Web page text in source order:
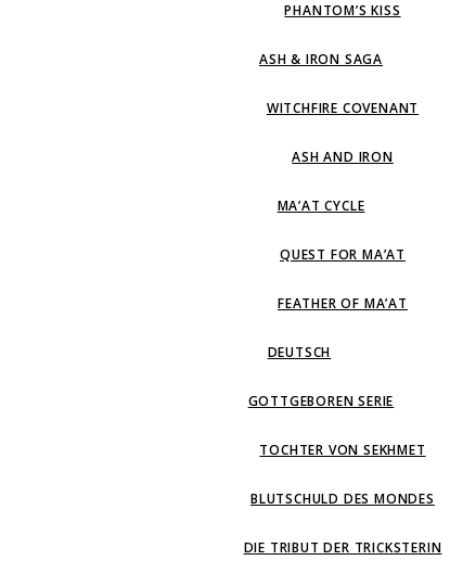
PHANTOM’S KISS
ASH & IRON SAGA
WITCHFIRE COVENANT
ASH AND IRON
MA’AT CYCLE
QUEST FOR MA’AT
FEATHER OF MA’AT
DEUTSCH
GOTTGEBOREN SERIE
TOCHTER VON SEKHMET
BLUTSCHULD DES MONDES
DIE TRIBUT DER TRICKSTERIN